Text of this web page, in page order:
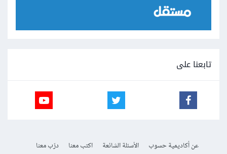
تابعنا على
عن أكاديمية حسوب الأسئلة الشائعة اكتب معنا
درّب معنا